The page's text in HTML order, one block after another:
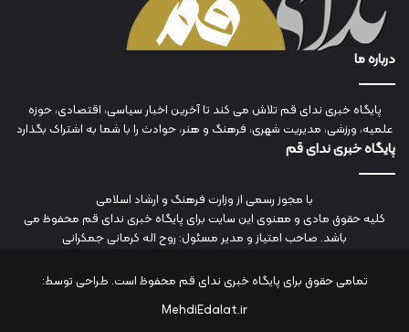
درباره ما
پایگاه خبری ندای قم تلاش می کند تا آخرین اخبار سیاسی، اقتصادی، حوزه
علمیه، ورزشی، مدیریت شهری، فرهنگ و هنر، حوادث را با شما به اشتراک بگذارد
پایگاه خبری ندای قم
با مجوز رسمی از وزارت فرهنگ و ارشاد اسلامی
کلیه حقوق مادی و معنوی این سایت برای پایگاه خبری ندای قم محفوظ می
باشد. صاحب امتیاز و مدیر مسئول: روح اله کرمانی جمکرانی
تمامی حقوق برای پایگاه خبری ندای قم محفوظ است. طراحی توسط:
MehdiEdalat.ir